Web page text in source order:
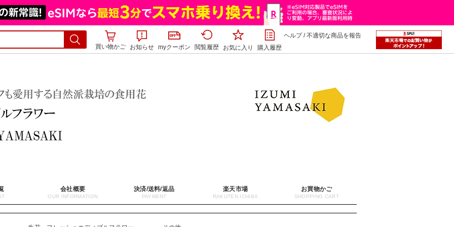
買い物かご お知らせ myクーポン 閲覧履歴 お気に入り 購入履歴
ヘルプ/不適切な商品を報告